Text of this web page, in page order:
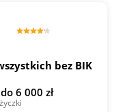
bez BIK
6 000 zł